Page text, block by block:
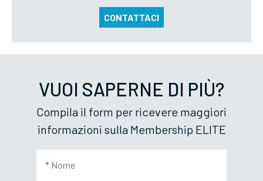
CONTATTACI
VUOI SAPERNE DI PIÙ?
Compila il form per ricevere maggiori
informazioni sulla Membership ELITE